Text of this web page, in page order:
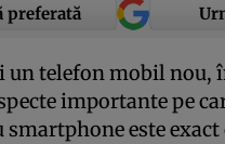
preferată
telefon mobil nou,
importante pe
este exact